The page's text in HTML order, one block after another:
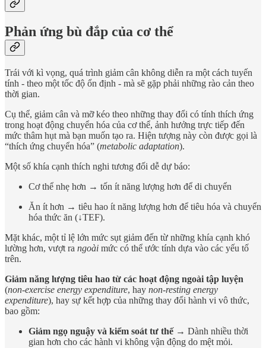
Phản ứng bù đắp của cơ thể
Trái với kì vọng, quá trình giảm cân không diễn ra một cách tuyến
tính - theo một tốc độ ổn định - mà sẽ gặp phải những rào cản theo
thời gian.
Cụ thể, giảm cân và mỡ kéo theo những thay đổi có tính thích ứng
trong hoạt động chuyển hóa của cơ thể, ảnh hưởng trực tiếp đến
mức thâm hụt mà bạn muốn tạo ra. Hiện tượng này còn được gọi là
“thích ứng chuyển hóa” (metabolic adaptation).
Một số khía cạnh thích nghi tương đối dễ dự báo:
Cơ thể nhẹ hơn → tốn ít năng lượng hơn để di chuyển
Ăn ít hơn → tiêu hao ít năng lượng hơn để tiêu hóa và chuyển
hóa thức ăn (↓TEF).
Mặt khác, một tỉ lệ lớn mức sụt giảm đến từ những khía cạnh khó
lường hơn, vượt ra ngoài mức có thể ước tính dựa vào các yếu tố
trên.
Giảm năng lượng tiêu hao từ các hoạt động ngoài tập luyện
(non-exercise energy expenditure, hay non-resting energy
expenditure), hay sự kết hợp của những thay đổi hành vi vô thức,
bao gồm:
Giảm ngọ nguậy và kiểm soát tư thế→ Dành nhiều thời
gian hơn cho các hành vi không vận động do mệt mỏi.